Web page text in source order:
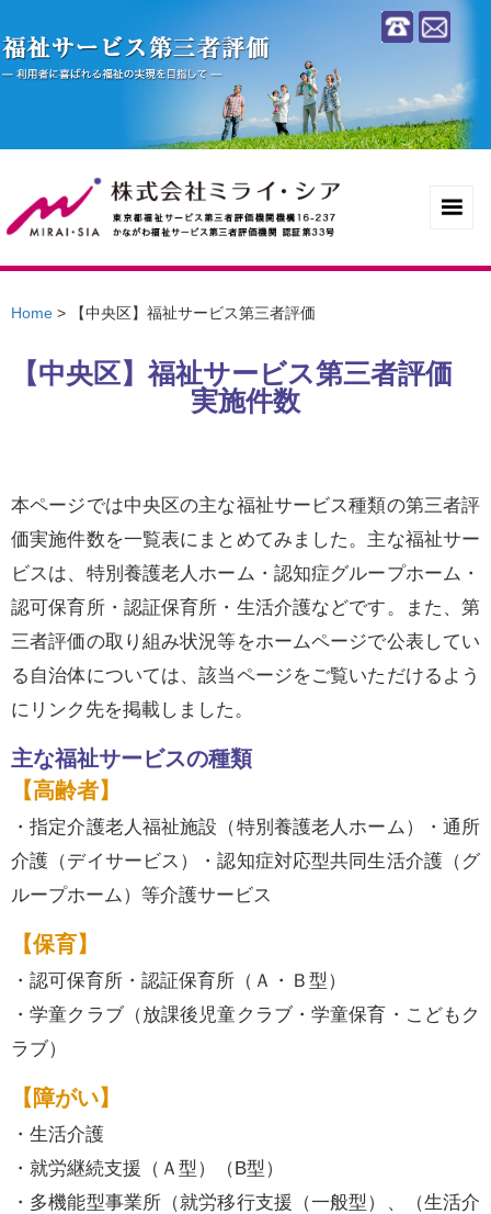
Home > 【中央区】福祉サービス第三者評価
【中央区】福祉サービス第三者評価
実施件数
本ページでは中央区の主な福祉サービス種類の第三者評
価実施件数を一覧表にまとめてみました。主な福祉サー
ビスは、特別養護老人ホーム・認知症グループホーム・
認可保育所・認証保育所・生活介護などです。また、第
三者評価の取り組み状況等をホームページで公表してい
る自治体については、該当ページをご覧いただけるよう
にリンク先を掲載しました。
主な福祉サービスの種類
【高齢者】
・指定介護老人福祉施設（特別養護老人ホーム）・通所
介護（デイサービス）・認知症対応型共同生活介護（グ
ループホーム）等介護サービス
【保育】
・認可保育所・認証保育所（Ａ・Ｂ型）
・学童クラブ（放課後児童クラブ・学童保育・こどもク
ラブ）
【障がい】
・生活介護
・就労継続支援（Ａ型）（B型）
・多機能型事業所（就労移行支援（一般型）、（生活介